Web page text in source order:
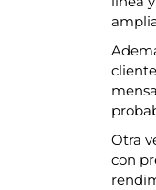
Otra
con